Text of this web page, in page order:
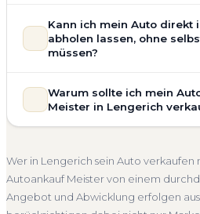
Bewertung ein. Anders als Online-
wir den realen Zustand und die
Getriebeschaden
Faire
Lengerich ist vollständig kostenlos
prüfen Marke, Modell, Baujahr,
Einschätzung, die nah am
speziell für den Markt in Nordrhein-
Kann ich mein Auto direkt
abholen lassen, ohne
müssen?
umfasst die kostenlose Abholung
egal ob zu Hause, am Arbeitsplatz
erfolgt direkt bei Übergabe, auf
auch die Abmeldung.
Abholung Lengerich Nicht
Warum sollte ich mein
Meister in Lengerich
deutschlandweit an — auch in
Nordrhein-Westfalen. Sie erhalten
Bewertung, ein verbindliches
Wer in Lengerich sein Auto
Autoankauf Meister von einem
Angebot und Abwicklung erfolgen